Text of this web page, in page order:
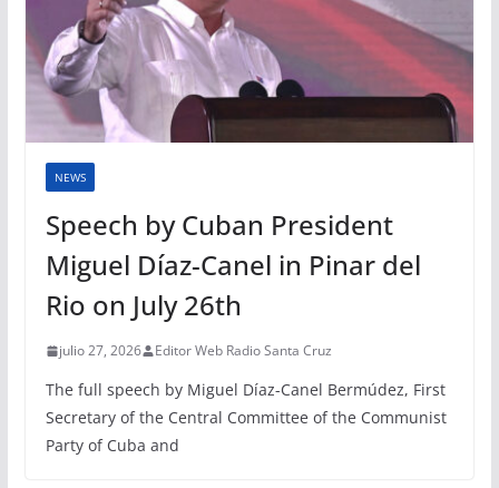
NEWS
Speech by Cuban President
Miguel Díaz-Canel in Pinar del
Rio on July 26th
julio 27, 2026 Editor Web Radio Santa Cruz
The full speech by Miguel Díaz-Canel Bermúdez, First
Secretary of the Central Committee of the Communist
Party of Cuba and